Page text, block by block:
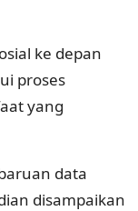
ke depan
proses
yang
data
disampaikan